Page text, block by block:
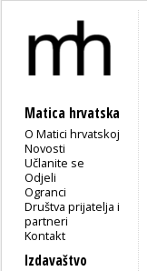
Matica hrvatska
O Matici hrvatskoj
Novosti
Učlanite se
Odjeli
Ogranci
Društva prijatelja i
partneri
Kontakt
Izdavaštvo